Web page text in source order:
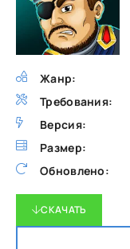
Жанр:
Требования:
Версия:
Размер:
Обновлено:
СКАЧАТЬ